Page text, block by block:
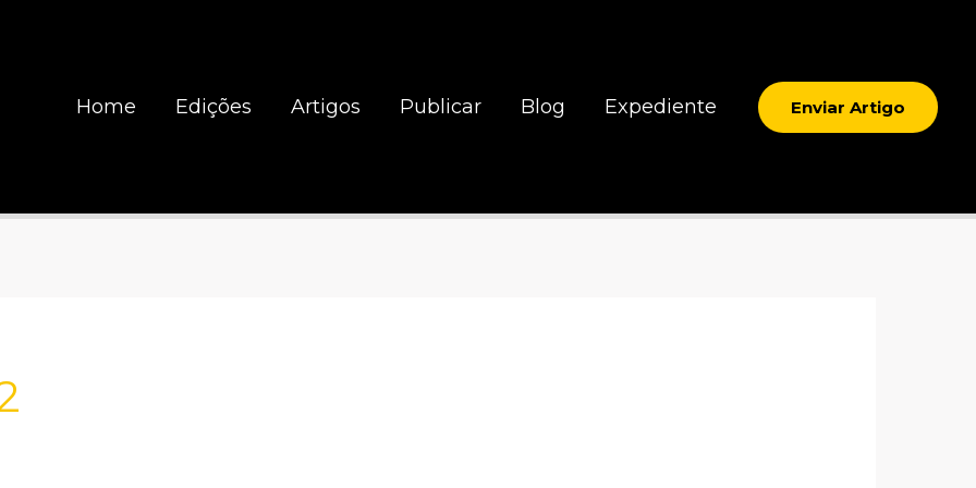
Home Edições Artigos Publicar Blog Expediente Enviar Artigo